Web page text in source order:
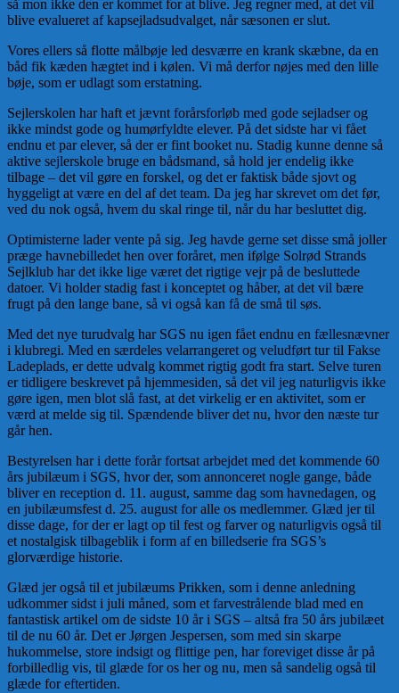
så mon ikke den er kommet for at blive. Jeg regner med, at det vil
blive evalueret af kapsejladsudvalget, når sæsonen er slut.
Vores ellers så flotte målbøje led desværre en krank skæbne, da en
båd fik kæden hægtet ind i kølen. Vi må derfor nøjes med den lille
bøje, som er udlagt som erstatning.
Sejlerskolen har haft et jævnt forårsforløb med gode sejladser og
ikke mindst gode og humørfyldte elever. På det sidste har vi fået
endnu et par elever, så der er fint booket nu. Stadig kunne denne så
aktive sejlerskole bruge en bådsmand, så hold jer endelig ikke
tilbage – det vil gøre en forskel, og det er faktisk både sjovt og
hyggeligt at være en del af det team. Da jeg har skrevet om det før,
ved du nok også, hvem du skal ringe til, når du har besluttet dig.
Optimisterne lader vente på sig. Jeg havde gerne set disse små joller
præge havnebilledet hen over foråret, men ifølge Solrød Strands
Sejlklub har det ikke lige været det rigtige vejr på de besluttede
datoer. Vi holder stadig fast i konceptet og håber, at det vil bære
frugt på den lange bane, så vi også kan få de små til søs.
Med det nye turudvalg har SGS nu igen fået endnu en fællesnævner
i klubregi. Med en særdeles velarrangeret og veludført tur til Fakse
Ladeplads, er dette udvalg kommet rigtig godt fra start. Selve turen
er tidligere beskrevet på hjemmesiden, så det vil jeg naturligvis ikke
gøre igen, men blot slå fast, at det virkelig er en aktivitet, som er
værd at melde sig til. Spændende bliver det nu, hvor den næste tur
går hen.
Bestyrelsen har i dette forår fortsat arbejdet med det kommende 60
års jubilæum i SGS, hvor der, som annonceret nogle gange, både
bliver en reception d. 11. august, samme dag som havnedagen, og
en jubilæumsfest d. 25. august for alle os medlemmer. Glæd jer til
disse dage, for der er lagt op til fest og farver og naturligvis også til
et nostalgisk tilbageblik i form af en billedserie fra SGS’s
glorværdige historie.
Glæd jer også til et jubilæums Prikken, som i denne anledning
udkommer sidst i juli måned, som et farvestrålende blad med en
fantastisk artikel om de sidste 10 år i SGS – altså fra 50 års jubilæet
til de nu 60 år. Det er Jørgen Jespersen, som med sin skarpe
hukommelse, store indsigt og flittige pen, har foreviget disse år på
forbilledlig vis, til glæde for os her og nu, men så sandelig også til
glæde for eftertiden.